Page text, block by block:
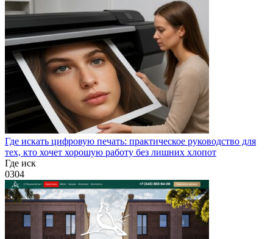
Где искать цифровую печать: практическое руководство для
тех, кто хочет хорошую работу без лишних хлопот
Где иск
0304